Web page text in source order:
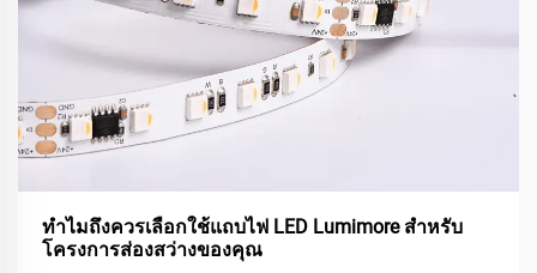
ทำไมถึงควรเลือกใช้แถบไฟ LED Lumimore สำหรับ
โครงการส่องสว่างของคุณ